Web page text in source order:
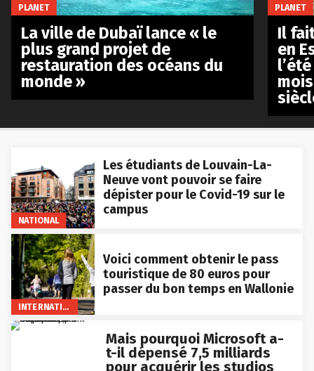
NATIONAL
Les étudiants de Louvain-La-
Neuve vont pouvoir se faire
dépister pour le Covid-19 sur le
campus
INTERNATIONAL
Voici comment obtenir le pass
touristique de 80 euros pour
passer du bon temps en Wallonie
Mais pourquoi Microsoft a-
t-il dépensé 7,5 milliards
pour acquérir les studios
PLANET
La ville de Dubaï lance « le
plus grand projet de
restauration des océans du
monde »
PLANET
Il
en